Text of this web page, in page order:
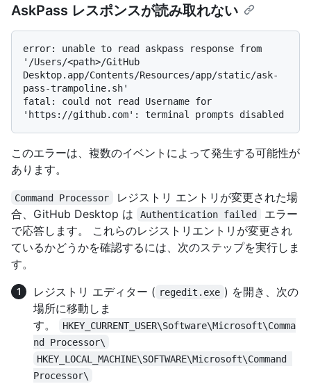
AskPass レスポンスが読み取れない
error: unable to read askpass response from
'/Users/<path>/GitHub
Desktop.app/Contents/Resources/app/static/ask-
pass-trampoline.sh'
fatal: could not read Username for
このエラーは、複数のイベントによって発生する可能性が
あります。
Command Processor
レジストリ エントリが変更された場
合、GitHub Desktop は
Authentication failed
エラー
で応答します。 これらのレジストリエントリが変更され
ているかどうかを確認するには、次のステップを実行しま
す。
レジストリ エディター ( regedit.exe ) を開き、次の
場所に移動しま
す。
HKEY_CURRENT_USER\Software\Microsoft\Comma
nd Processor\
HKEY_LOCAL_MACHINE\SOFTWARE\Microsoft\Command
Processor\